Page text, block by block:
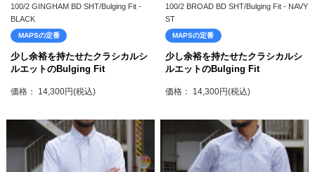
100/2 GINGHAM BD SHT/Bulging Fit -
BLACK
MAPSの定番
少し余裕を持たせたクラシカルシ
ルエットのBulging Fit
価格： 14,300円(税込)
100/2 BROAD BD SHT/Bulging Fit - NAVY
ST
MAPSの定番
少し余裕を持たせたクラシカルシ
ルエットのBulging Fit
価格： 14,300円(税込)